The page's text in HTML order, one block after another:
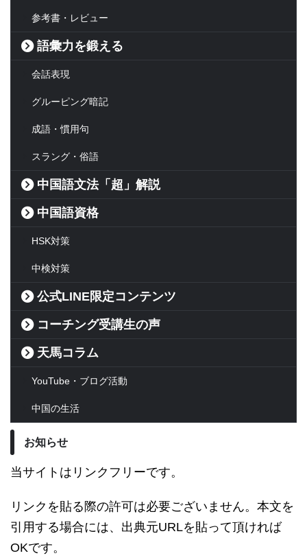
参考書・レビュー
語彙力を鍛える
会話表現
グルーピング暗記
成語・慣用句
スラング・俗語
中国語文法「超」解説
中国語資格
HSK対策
中検対策
公式LINE限定コンテンツ
コーチング受講生の声
天馬コラム
YouTube・ブログ活動
中国の生活
お知らせ
当サイトはリンクフリーです。
リンクを貼る際の許可は必要ございません。本文を
引用する場合には、出典元URLを貼って頂ければ
OKです。